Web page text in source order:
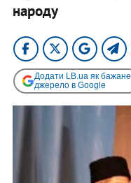
народу
Додати LB.ua як бажане
джерело в Google